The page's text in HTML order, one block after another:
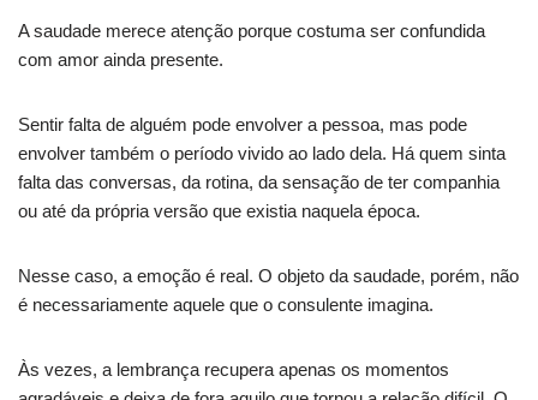
A saudade merece atenção porque costuma ser confundida
com amor ainda presente.
Sentir falta de alguém pode envolver a pessoa, mas pode
envolver também o período vivido ao lado dela. Há quem sinta
falta das conversas, da rotina, da sensação de ter companhia
ou até da própria versão que existia naquela época.
Nesse caso, a emoção é real. O objeto da saudade, porém, não
é necessariamente aquele que o consulente imagina.
Às vezes, a lembrança recupera apenas os momentos